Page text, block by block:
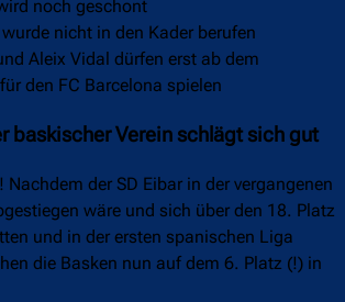
noch geschont
nicht in den Kader berufen
Aleix Vidal dürfen erst ab dem
den FC Barcelona spielen
baskischer Verein schlägt sich gut
der SD Eibar in der vergangenen
wäre und sich über den 18. Platz
und in der ersten spanischen Liga
die Basken nun auf dem 6. Platz (!) in